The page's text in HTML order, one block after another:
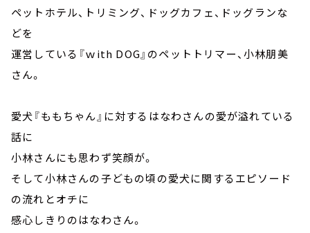
ペットホテル、トリミング、ドッグカフェ、ドッグランな
どを
運営している『ｗith DOG』のペットトリマー、小林朋美
さん。
愛犬『ももちゃん』に対するはなわさんの愛が溢れている
話に
小林さんにも思わず笑顔が。
そして小林さんの子どもの頃の愛犬に関するエピソード
の流れとオチに
感心しきりのはなわさん。